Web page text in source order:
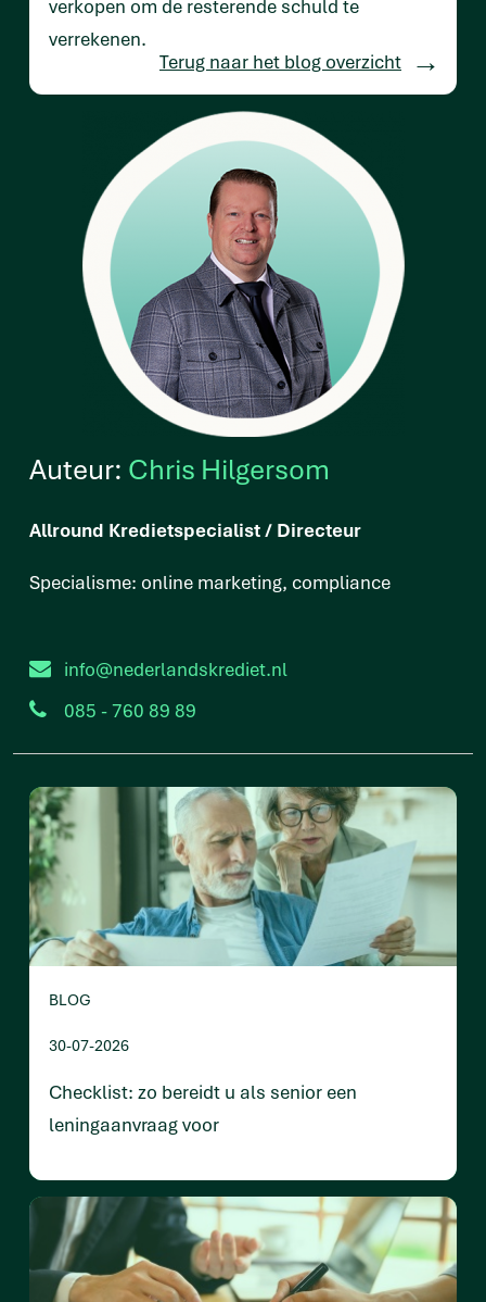
verkopen om de resterende schuld te
verrekenen.
Terug naar het blog overzicht
Auteur: Chris Hilgersom
Allround Kredietspecialist / Directeur
Specialisme: online marketing, compliance
info@nederlandskrediet.nl
085 - 760 89 89
BLOG
30-07-2026
Checklist: zo bereidt u als senior een
leningaanvraag voor